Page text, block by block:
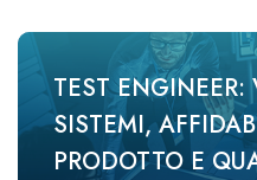
TEST
SISTEMI,
PRODOTTO E